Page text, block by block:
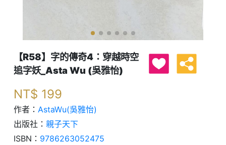
【R58】字的傳奇4：穿越時空
追字妖_Asta Wu (吳雅怡)
NT$ 199
作者： AstaWu(吳雅怡)
出版社： 親子天下
ISBN： 9786263052475